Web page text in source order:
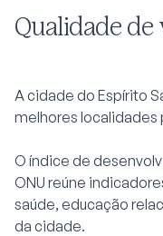
Qualidade
A cidade do Espírito
melhores localidades
O índice de
ONU reúne
saúde, educação
da cidade.